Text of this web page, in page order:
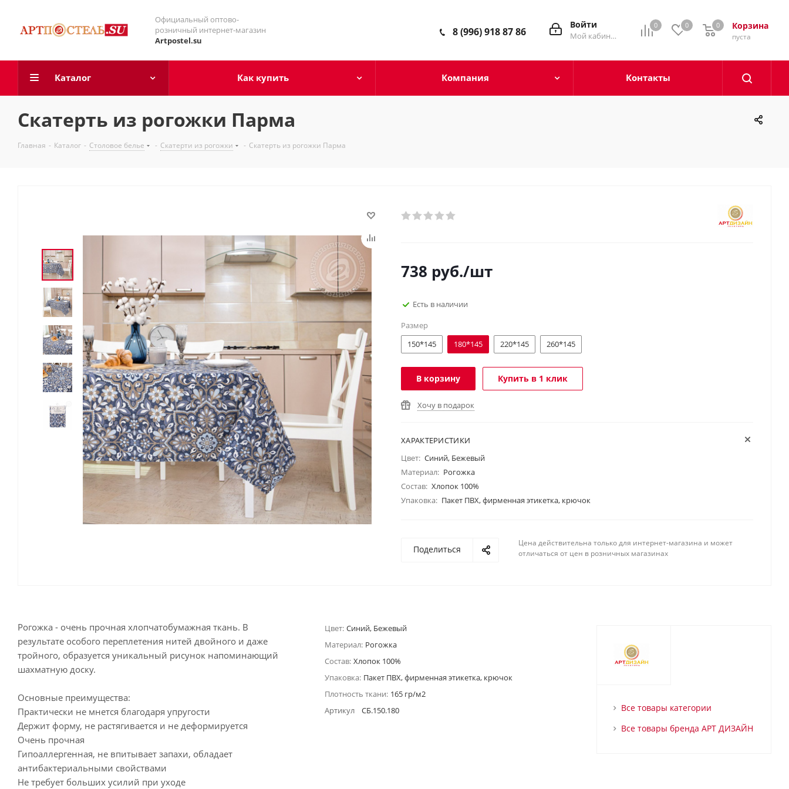
Официальный оптово-
розничный интернет-магазин
Artpostel.su
0 0 Корзина
0
пуста
0
Войти
Мой кабинет
8 (996) 918 87 86
Каталог Как купить Компания Контакты
Скатерть из рогожки Парма
Главная - Каталог - Столовое белье - Скатерти из рогожки - Скатерть из рогожки Парма
738 руб./шт
Есть в наличии
Размер
150*145
180*145 220*145 260*145
В корзину Купить в 1 клик
Хочу в подарок
ХАРАКТЕРИСТИКИ
Цвет: Синий, Бежевый
Материал: Рогожка
Состав: Хлопок 100%
Упаковка: Пакет ПВХ, фирменная этикетка, крючок
Поделиться
Цена действительна только для интернет-магазина и может
отличаться от цен в розничных магазинах
Рогожка - очень прочная хлопчатобумажная ткань. В
результате особого переплетения нитей двойного и даже
тройного, образуется уникальный рисунок напоминающий
шахматную доску.
Основные преимущества:
Практически не мнется благодаря упругости
Держит форму, не растягивается и не деформируется
Очень прочная
Гипоаллергенная, не впитывает запахи, обладает
антибактериальными свойствами
Не требует больших усилий при уходе
Цвет: Синий, Бежевый
Материал: Рогожка
Состав: Хлопок 100%
Упаковка: Пакет ПВХ, фирменная этикетка, крючок
Плотность ткани: 165 гр/м2
Артикул
СБ.150.180
Все товары категории
Все товары бренда АРТ ДИЗАЙН